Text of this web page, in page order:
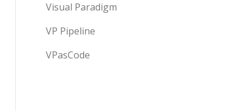
Visual Paradigm
VP Pipeline
VPasCode